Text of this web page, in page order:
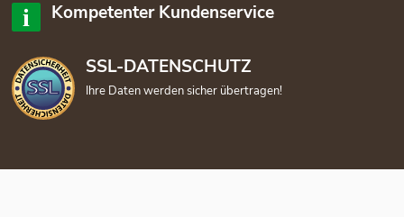
Kompetenter Kundenservice
SSL-DATENSCHUTZ
Ihre Daten werden sicher übertragen!